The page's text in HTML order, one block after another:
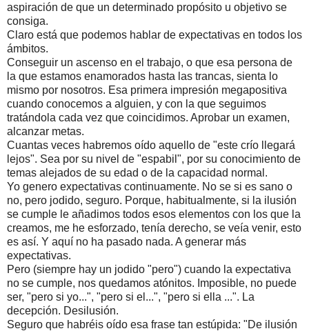
aspiración de que un determinado propósito u objetivo se
consiga.
Claro está que podemos hablar de expectativas en todos los
ámbitos.
Conseguir un ascenso en el trabajo, o que esa persona de
la que estamos enamorados hasta las trancas, sienta lo
mismo por nosotros. Esa primera impresión megapositiva
cuando conocemos a alguien, y con la que seguimos
tratándola cada vez que coincidimos. Aprobar un examen,
alcanzar metas.
Cuantas veces habremos oído aquello de "este crío llegará
lejos". Sea por su nivel de "espabil", por su conocimiento de
temas alejados de su edad o de la capacidad normal.
Yo genero expectativas continuamente. No se si es sano o
no, pero jodido, seguro. Porque, habitualmente, si la ilusión
se cumple le añadimos todos esos elementos con los que la
creamos, me he esforzado, tenía derecho, se veía venir, esto
es así. Y aquí no ha pasado nada. A generar más
expectativas.
Pero (siempre hay un jodido "pero") cuando la expectativa
no se cumple, nos quedamos atónitos. Imposible, no puede
ser, "pero si yo...", "pero si el...", "pero si ella ...". La
decepción. Desilusión.
Seguro que habréis oído esa frase tan estúpida: "De ilusión